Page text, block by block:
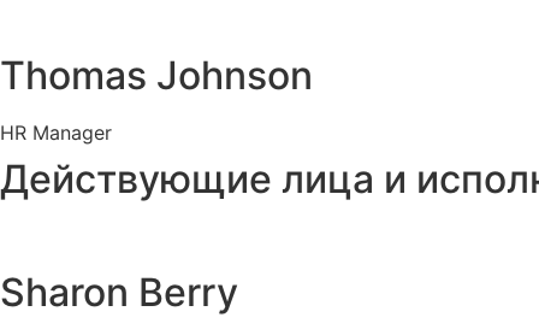
Thomas Johnson
HR Manager
Действующие лица и
Sharon Berry